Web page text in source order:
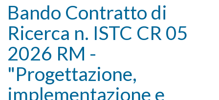
Bando Contratto di
Ricerca n. ISTC CR 05
2026 RM -
"Progettazione,
implementazione e